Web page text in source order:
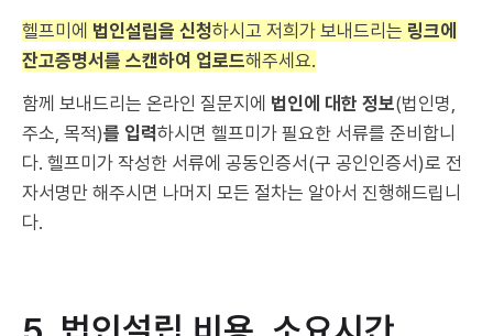
헬프미에 법인설립을 신청하시고 저희가 보내드리는 링크에
잔고증명서를 스캔하여 업로드해주세요.
함께 보내드리는 온라인 질문지에 법인에 대한 정보(법인명,
주소, 목적)를 입력하시면 헬프미가 필요한 서류를 준비합니
다. 헬프미가 작성한 서류에 공동인증서(구 공인인증서)로 전
자서명만 해주시면 나머지 모든 절차는 알아서 진행해드립니
다.